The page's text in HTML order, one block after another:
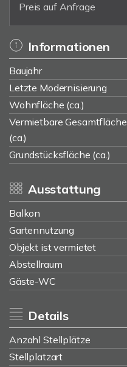
Preis auf Anfrage
Informationen
Baujahr
Letzte Modernisierung
Wohnfläche (ca.)
Vermietbare Gesamtfläche
(ca.)
Grundstücksfläche (ca.)
Ausstattung
Balkon
Gartennutzung
Objekt ist vermietet
Abstellraum
Gäste-WC
Details
Anzahl Stellplätze
Stellplatzart